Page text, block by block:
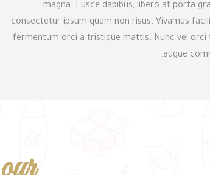
magna. Fusce dapibus, libero at porta
consectetur ipsum quam non risus. Vivamus
fermentum orci a tristique mattis. Nunc vel orci
augue